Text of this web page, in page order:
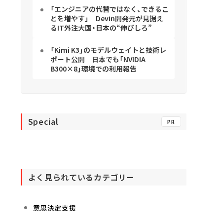
「エンジニアの代替ではなく、できるこ
とを増やす」 Devin開発元が見据え
るIT外注大国・日本の“伸びしろ”
「Kimi K3」のモデルウェイトと技術レ
ポート公開 日本でも「NVIDIA
B300×8」環境での利用報告
Special PR
よく見られているカテゴリー
意思決定支援